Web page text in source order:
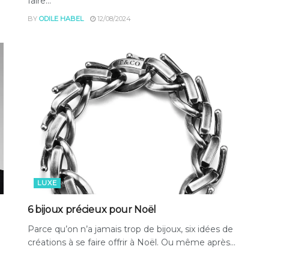
BY ODILE HABEL 12/08/2024
LUXE
6 bijoux précieux pour Noël
Parce qu’on n’a jamais trop de bijoux, six idées de
créations à se faire offrir à Noël. Ou même après...